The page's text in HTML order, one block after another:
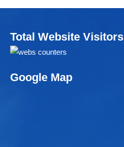
Total Website Visitors
Google Map